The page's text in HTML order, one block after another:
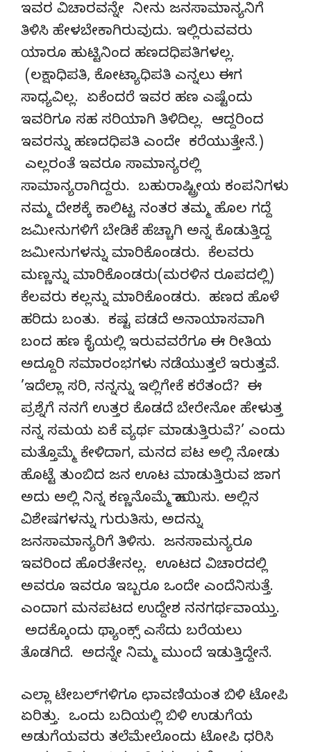
ಇವರ ವಿಚಾರವನ್ನೇ ನೀನು ಜನಸಾಮಾನ್ಯನಿಗೆ
ತಿಳಿಸಿ ಹೇಳಬೇಕಾಗಿರುವುದು. ಇಲ್ಲಿರುವವರು
ಯಾರೂ ಹುಟ್ಟಿನಿಂದ ಹಣದಧಿಪತಿಗಳಲ್ಲ.
(ಲಕ್ಷಾಧಿಪತಿ, ಕೋಟ್ಯಾಧಿಪತಿ ಎನ್ನಲು ಈಗ
ಸಾಧ್ಯವಿಲ್ಲ. ಏಕೆಂದರೆ ಇವರ ಹಣ ಎಷ್ಟೆಂದು
ಇವರಿಗೂ ಸಹ ಸರಿಯಾಗಿ ತಿಳಿದಿಲ್ಲ. ಆದ್ದರಿಂದ
ಇವರನ್ನು ಹಣದಧಿಪತಿ ಎಂದೇ ಕರೆಯುತ್ತೇನೆ.)
ಎಲ್ಲರಂತೆ ಇವರೂ ಸಾಮಾನ್ಯರಲ್ಲಿ
ಸಾಮಾನ್ಯರಾಗಿದ್ದರು. ಬಹುರಾಷ್ಟ್ರೀಯ ಕಂಪನಿಗಳು
ನಮ್ಮ ದೇಶಕ್ಕೆ ಕಾಲಿಟ್ಟ ನಂತರ ತಮ್ಮ ಹೊಲ ಗದ್ದೆ
ಜಮೀನುಗಳಿಗೆ ಬೇಡಿಕೆ ಹೆಚ್ಚಾಗಿ ಅನ್ನ ಕೊಡುತ್ತಿದ್ದ
ಜಮೀನುಗಳನ್ನು ಮಾರಿಕೊಂಡರು. ಕೆಲವರು
ಮಣ್ಣನ್ನು ಮಾರಿಕೊಂಡರು(ಮರಳಿನ ರೂಪದಲ್ಲಿ)
ಕೆಲವರು ಕಲ್ಲನ್ನು ಮಾರಿಕೊಂಡರು. ಹಣದ ಹೊಳೆ
ಹರಿದು ಬಂತು. ಕಷ್ಟ ಪಡದೆ ಅನಾಯಾಸವಾಗಿ
ಬಂದ ಹಣ ಕೈಯಲ್ಲಿ ಇರುವವರೆಗೂ ಈ ರೀತಿಯ
ಅದ್ದೂರಿ ಸಮಾರಂಭಗಳು ನಡೆಯುತ್ತಲೆ ಇರುತ್ತವೆ.
’ಇದೆಲ್ಲಾ ಸರಿ, ನನ್ನನ್ನು ಇಲ್ಲಿಗೇಕೆ ಕರೆತಂದೆ? ಈ
ಪ್ರಶ್ನೆಗೆ ನನಗೆ ಉತ್ತರ ಕೊಡದೆ ಬೇರೇನೋ ಹೇಳುತ್ತ
ನನ್ನ ಸಮಯ ಏಕೆ ವ್ಯರ್ಥ ಮಾಡುತ್ತಿರುವೆ?’ ಎಂದು
ಮತ್ತೊಮ್ಮೆ ಕೇಳಿದಾಗ, ಮನದ ಪಟ ಅಲ್ಲಿ ನೋಡು
ಹೊಟ್ಟೆ ತುಂಬಿದ ಜನ ಊಟ ಮಾಡುತ್ತಿರುವ ಜಾಗ
ಅದು ಅಲ್ಲಿ ನಿನ್ನ ಕಣ್ಣನೊಮ್ಮೆ ಹಾಯಿಸು. ಅಲ್ಲಿನ
ವಿಶೇಷಗಳನ್ನು ಗುರುತಿಸು, ಅದನ್ನು
ಜನಸಾಮಾನ್ಯರಿಗೆ ತಿಳಿಸು. ಜನಸಾಮನ್ಯರೂ
ಇವರಿಂದ ಹೊರತೇನಲ್ಲ. ಊಟದ ವಿಚಾರದಲ್ಲಿ
ಅವರೂ ಇವರೂ ಇಬ್ಬರೂ ಒಂದೇ ಎಂದೆನಿಸುತ್ತೆ.
ಎಂದಾಗ ಮನಪಟದ ಉದ್ದೇಶ ನನಗರ್ಥವಾಯ್ತು.
ಅದಕ್ಕೊಂದು ಥ್ಯಾಂಕ್ಸ್ ಎಸೆದು ಬರೆಯಲು
ತೊಡಗಿದೆ. ಅದನ್ನೇ ನಿಮ್ಮ ಮುಂದೆ ಇಡುತ್ತಿದ್ದೇನೆ.
ಎಲ್ಲಾ ಟೇಬಲ್‌ಗಳಿಗೂ ಛಾವಣಿಯಂತ ಬಿಳಿ ಟೋಪಿ
ಏರಿತ್ತು. ಒಂದು ಬದಿಯಲ್ಲಿ ಬಿಳಿ ಉಡುಗೆಯ
ಅಡುಗೆಯವರು ತಲೆಮೇಲೊಂದು ಟೋಪಿ ಧರಿಸಿ